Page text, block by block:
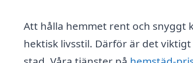
Att hålla hemmet rent och snyggt
hektisk livsstil. Därför är det